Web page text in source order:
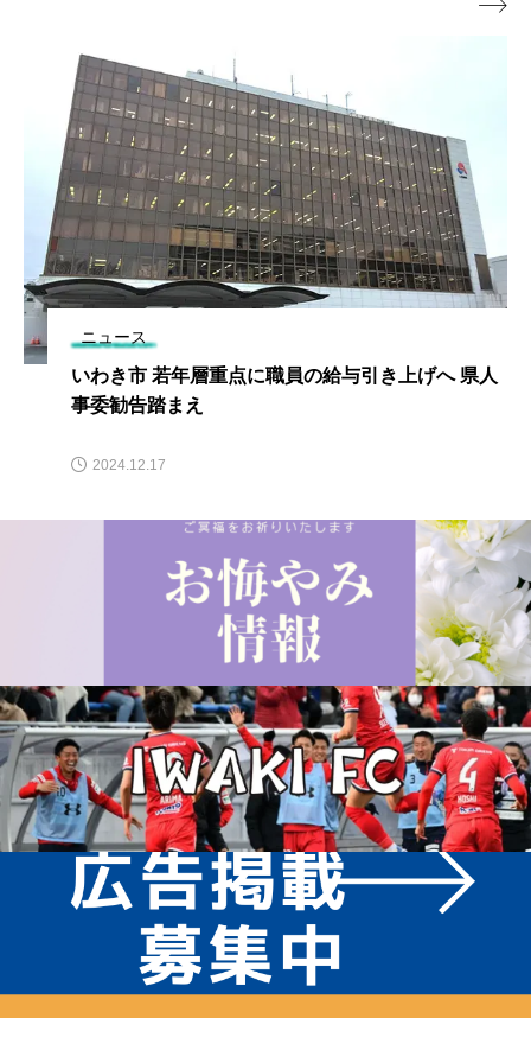
ニュース
いわき市 若年層重点に職員の給与引き上げへ 県人
事委勧告踏まえ
2024.12.17
